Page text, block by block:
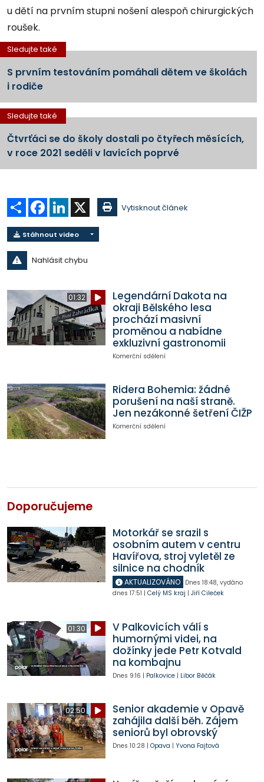
u dětí na prvním stupni nošení alespoň chirurgických
roušek.
Sledujte také
S prvním testováním pomáhali dětem ve školách
i rodiče
Sledujte také
Čtvrťáci se do školy dostali po čtyřech měsících,
v roce 2021 seděli v lavicích poprvé
Sdílet Facebook
LinkedIn Vytisknout článek
Stáhnout video
Nahlásit chybu
01:32
Legendární Dakota na
okraji Bělského lesa
prochází masivní
proměnou a nabídne
exkluzivní gastronomii
Komerční sdělení
Ridera Bohemia: žádné
porušení na naší straně.
Jen nezákonné šetření ČIŽP
Komerční sdělení
Doporučujeme
Motorkář se srazil s
osobním autem v centru
Havířova, stroj vyletěl ze
silnice na chodník
AKTUALIZOVÁNO Dnes 18:48, vydáno
dnes 17:51 | Celý MS kraj | Jiří Cileček
01:30
V Palkovicích válí s
humornými videi, na
dožínky jede Petr Kotvald
na kombajnu
Dnes 9:16 | Palkovice| Libor Běčák
02:50
Senior akademie v Opavě
zahájila další běh. Zájem
seniorů byl obrovský
Dnes 10:28 | Opava | Yvona Fajtová